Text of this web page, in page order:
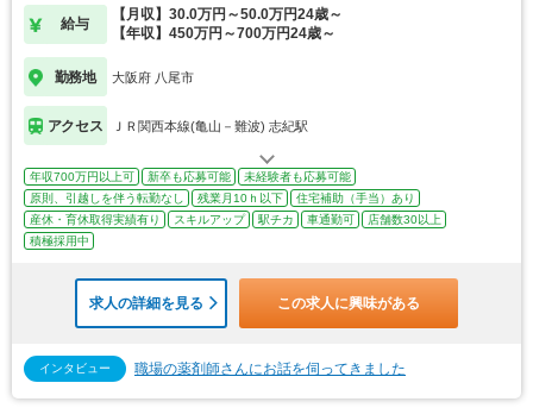
給与
【月収】30.0万円～50.0万円24歳～
【年収】450万円～700万円24歳～
勤務地 大阪府 八尾市
アクセス ＪＲ関西本線(亀山－難波) 志紀駅
年収700万円以上可 新卒も応募可能
未経験者も応募可能
原則、引越しを伴う転勤なし
残業月10ｈ以下
住宅補助（手当）あり
産休・育休取得実績有り
スキルアップ 駅チカ 車通勤可
店舗数30以上
積極採用中
求人の詳細を見る この求人に興味がある
インタビュー 職場の薬剤師さんにお話を伺ってきました